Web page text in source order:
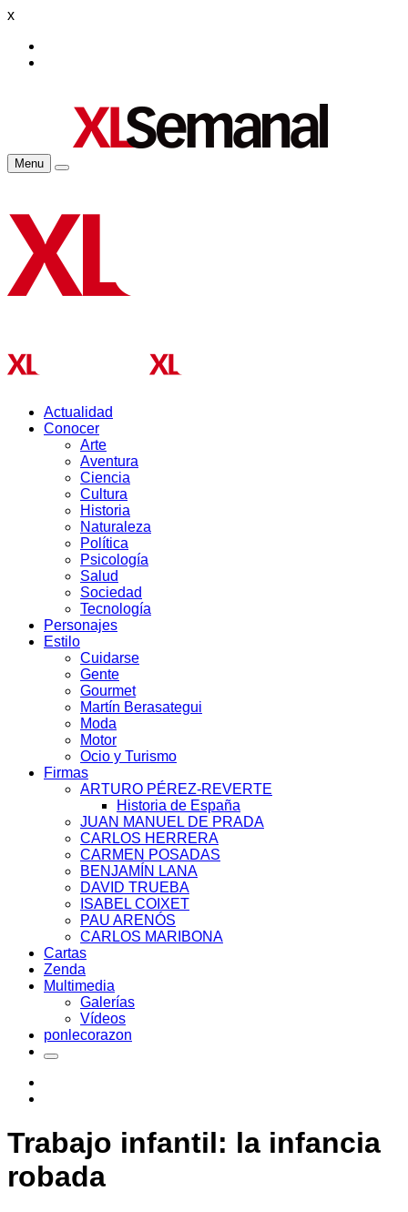
x
Menu
Actualidad
Conocer
Arte
Aventura
Ciencia
Cultura
Historia
Naturaleza
Política
Psicología
Salud
Sociedad
Tecnología
Personajes
Estilo
Cuidarse
Gente
Gourmet
Martín Berasategui
Moda
Motor
Ocio y Turismo
Firmas
ARTURO PÉREZ-REVERTE
Historia de España
JUAN MANUEL DE PRADA
CARLOS HERRERA
CARMEN POSADAS
BENJAMÍN LANA
DAVID TRUEBA
ISABEL COIXET
PAU ARENÓS
CARLOS MARIBONA
Cartas
Zenda
Multimedia
Galerías
Vídeos
ponlecorazon
Trabajo infantil: la infancia
robada